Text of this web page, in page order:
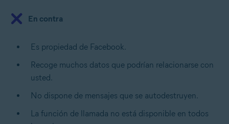
En contra
Es propiedad de Facebook.
Recoge muchos datos que podrían relacionarse con
usted.
No dispone de mensajes que se autodestruyen.
La función de llamada no está disponible en todos